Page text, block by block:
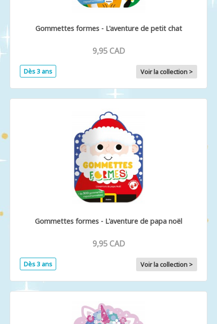
Gommettes formes - L'aventure de petit chat
9,95 CAD
Dès 3 ans Voir la collection >
Gommettes formes - L'aventure de papa noël
9,95 CAD
Dès 3 ans Voir la collection >